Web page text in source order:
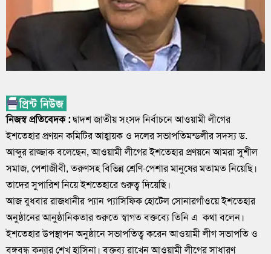
নিজস্ব প্রতিবেদক :দ্বাদশ জাতীয় সংসদ নির্বাচনে আওয়ামী লীগের
ইশতেহার প্রণয়ন কমিটির আহ্বায়ক ও দলের সভাপতিমন্ডলীর সদস্য ড.
আব্দুর রাজ্জাক বলেছেন, আওয়ামী লীগের ইশতেহার প্রণয়নে আমরা সুশীল
সমাজ, পেশাজীবী, তরুণসহ বিভিন্ন শ্রেণি-পেশার মানুষের মতামত নিয়েছি।
তাদের সুপারিশ নিয়ে ইশতেহারে গুরুত্ব দিয়েছি।
আজ বুধবার রাজধানীর প্যান প্যাসিফিক হোটেল সোনারগাঁওয়ে ইশতেহার
অনুষ্ঠানের আনুষ্ঠানিকতার শুরুতে স্বাগত বক্তব্যে তিনি এ কথা বলেন।
ইশতেহার উপস্থাপন অনুষ্ঠানে সভাপতিত্ব করেন আওয়ামী লীগ সভাপতি ও
বঙ্গবন্ধু কন্যার শেখ হাসিনা। বক্তব্য রাখেন আওয়ামী লীগের সাধারণ